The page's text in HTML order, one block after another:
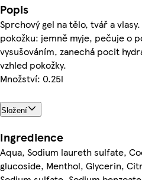
Popis
Sprchový gel na tělo, tvář a
pokožku: jemně myje, pečuje o
vysušováním, zanechá pocit
vzhled pokožky.
Množství: 0.25l
Složení
Ingredience
Aqua, Sodium laureth sulfate,
glucoside, Menthol, Glycerin,